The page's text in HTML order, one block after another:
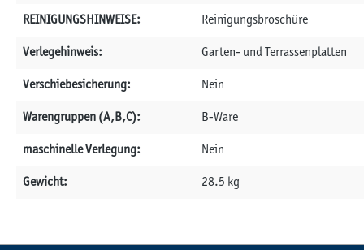
REINIGUNGSHINWEISE: Reinigungsbroschüre
Verlegehinweis: Garten- und Terrassenplatten
Verschiebesicherung: Nein
Warengruppen (A,B,C): B-Ware
maschinelle Verlegung: Nein
Gewicht: 28.5 kg